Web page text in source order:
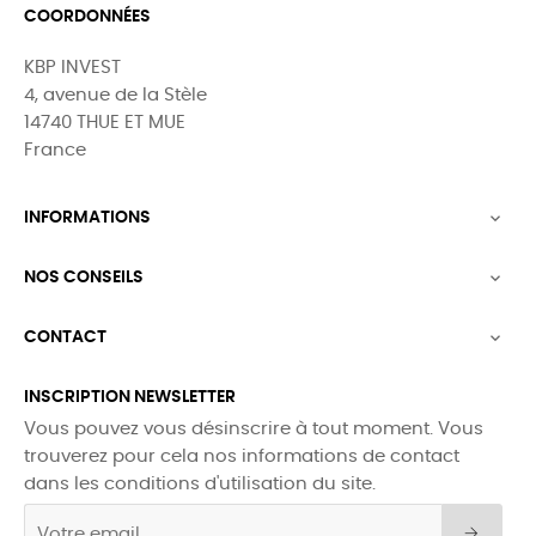
COORDONNÉES
KBP INVEST
4, avenue de la Stèle
14740 THUE ET MUE
France
INFORMATIONS 
NOS CONSEILS 
CONTACT 
INSCRIPTION NEWSLETTER
Vous pouvez vous désinscrire à tout moment. Vous
trouverez pour cela nos informations de contact
dans les conditions d'utilisation du site.